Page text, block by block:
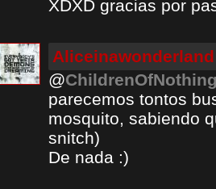
XDXD gracias por
Aliceinawonderland
@
parecemos tontos
mosquito, sabiendo
snitch)
De nada :)